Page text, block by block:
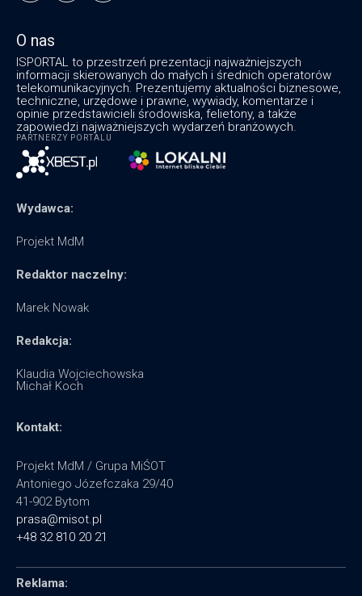
O nas
ISPORTAL to przestrzeń prezentacji najważniejszych
informacji skierowanych do małych i średnich operatorów
telekomunikacyjnych. Prezentujemy aktualności biznesowe,
techniczne, urzędowe i prawne, wywiady, komentarze i
opinie przedstawicieli środowiska, felietony, a także
zapowiedzi najważniejszych wydarzeń branżowych.
PARTNERZY PORTALU
Wydawca:
Projekt MdM
Redaktor naczelny:
Marek Nowak
Redakcja:
Klaudia Wojciechowska
Michał Koch
Kontakt:
Projekt MdM / Grupa MiŚOT
Antoniego Józefczaka 29/40
41-902 Bytom
prasa@misot.pl
+48 32 810 20 21
Reklama: